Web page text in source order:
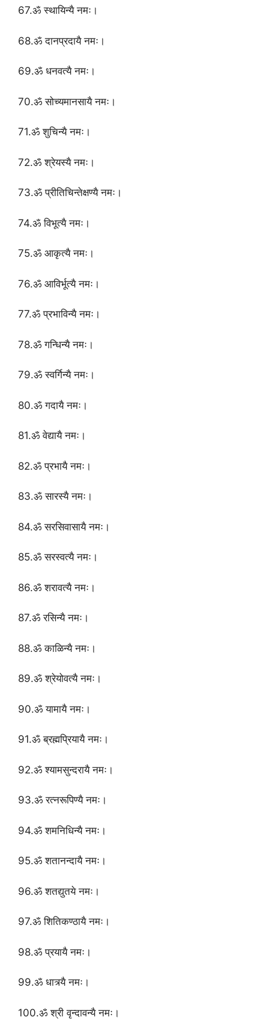
67.ॐ स्थायिन्यै नमः।
68.ॐ दानप्रदायै नमः।
69.ॐ धनवत्यै नमः।
70.ॐ सोच्यमानसायै नमः।
71.ॐ शुचिन्यै नमः।
72.ॐ श्रेयस्यै नमः।
73.ॐ प्रीतिचिन्तेक्षण्यै नमः।
74.ॐ विभूत्यै नमः।
75.ॐ आकृत्यै नमः।
76.ॐ आविर्भूत्यै नमः।
77.ॐ प्रभाविन्यै नमः।
78.ॐ गन्धिन्यै नमः।
79.ॐ स्वर्गिन्यै नमः।
80.ॐ गदायै नमः।
81.ॐ वेद्यायै नमः।
82.ॐ प्रभायै नमः।
83.ॐ सारस्यै नमः।
84.ॐ सरसिवासायै नमः।
85.ॐ सरस्वत्यै नमः।
86.ॐ शरावत्यै नमः।
87.ॐ रसिन्यै नमः।
88.ॐ काळिन्यै नमः।
89.ॐ श्रेयोवत्यै नमः।
90.ॐ यामायै नमः।
91.ॐ ब्रह्मप्रियायै नमः।
92.ॐ श्यामसुन्दरायै नमः।
93.ॐ रत्नरूपिण्यै नमः।
94.ॐ शमनिधिन्यै नमः।
95.ॐ शतानन्दायै नमः।
96.ॐ शतद्युतये नमः।
97.ॐ शितिकण्ठायै नमः।
98.ॐ प्रयायै नमः।
99.ॐ धात्र्यै नमः।
100.ॐ श्री वृन्दावन्यै नमः।